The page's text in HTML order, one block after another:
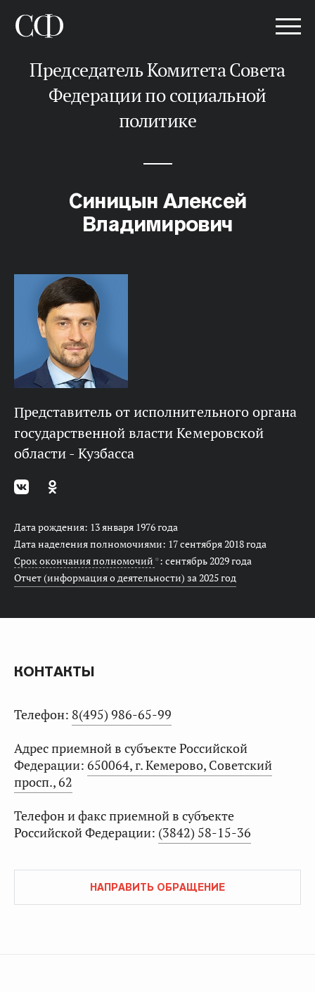
Председатель Комитета Совета
Федерации по социальной
политике
Синицын Алексей
Владимирович
представитель от исполнительного органа
государственной власти Кемеровской
области - Кузбасса
Дата рождения: 13 января 1976 года
Дата наделения полномочиями: 17 сентября 2018 года
Срок окончания полномочий *: сентябрь 2029 года
Отчет (информация о деятельности) за 2025 год
КОНТАКТЫ
Телефон: 8(495) 986-65-99
Адрес приемной в субъекте Российской
Федерации: 650064, г. Кемерово, Советский
просп., 62
Телефон и факс приемной в субъекте
Российской Федерации: (3842) 58-15-36
НАПРАВИТЬ ОБРАЩЕНИЕ